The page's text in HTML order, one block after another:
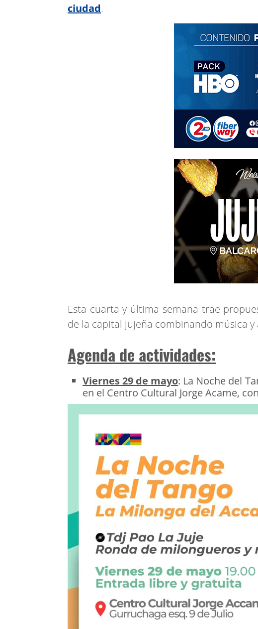
ciudad.
Esta cuarta y última semana trae
de la capital jujeña combinando música
Agenda de actividades:
Viernes 29 de mayo: La Noche del
en el Centro Cultural Jorge Acame,